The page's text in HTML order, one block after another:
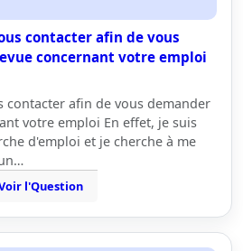
contacter afin de vous
concernant votre emploi
contacter afin de vous demander
votre emploi En effet, je suis
d'emploi et je cherche à me
l'Question